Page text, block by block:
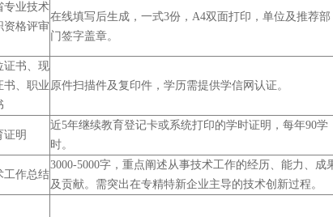
专业技术
资格评审
在线填写后生成，一式3份，A4双面打印，单位及推荐部
门签字盖章。
证书、现
书、职业 原件扫描件及复印件，学历需提供学信网认证。
证明
近5年继续教育登记卡或系统打印的学时证明，每年90学
时。
工作总结
3000-5000字，重点阐述从事技术工作的经历、能力、成
及贡献。需突出在专精特新企业主导的技术创新过程。